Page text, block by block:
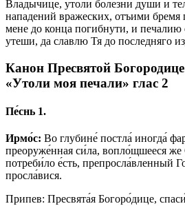
Владычице, утоли болезни души и
нападений вражеских, отъими бремя
мене до конца погибнути, и печалию
утеши, да славлю Тя до последняго
Канон Пресвятой
«Утоли моя печали» глас 2
Пе́снь 1.
Ирмо́с: Во глубине́ постла́ иногда́
преоруже́нная си́ла, вопло́щшееся же
потреби́ло е́сть, препросла́вленный
просла́вися.
Припев: Пресвята́я Богоро́дице,